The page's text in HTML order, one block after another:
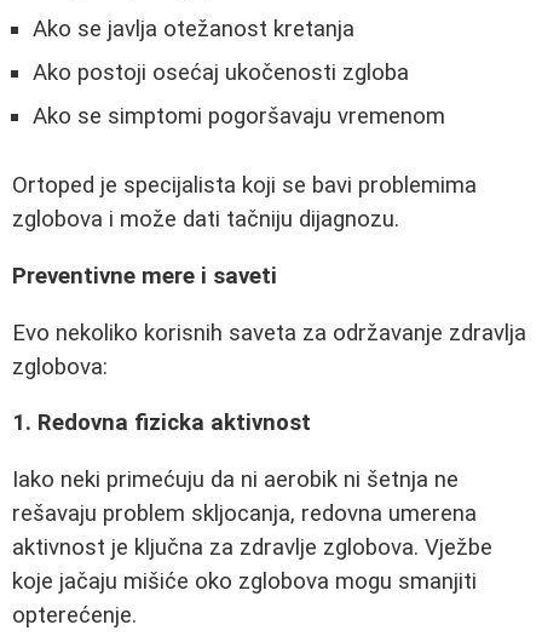
Ako se javlja otežanost kretanja
Ako postoji osećaj ukočenosti zgloba
Ako se simptomi pogoršavaju vremenom
Ortoped je specijalista koji se bavi problemima
zglobova i može dati tačniju dijagnozu.
Preventivne mere i saveti
Evo nekoliko korisnih saveta za održavanje zdravlja
zglobova:
1. Redovna fizicka aktivnost
Iako neki primećuju da ni aerobik ni šetnja ne
rešavaju problem skljocanja, redovna umerena
aktivnost je ključna za zdravlje zglobova. Vježbe
koje jačaju mišiće oko zglobova mogu smanjiti
opterećenje.